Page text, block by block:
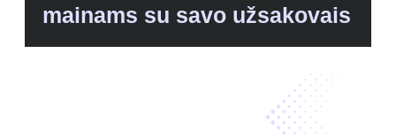
mainams su savo užsakovais